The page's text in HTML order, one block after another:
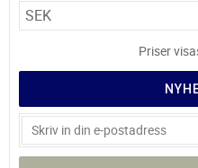
Priser